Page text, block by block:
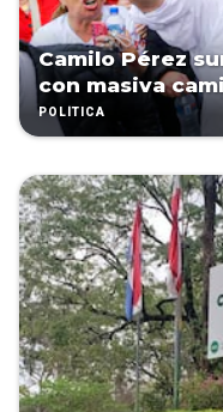
Camilo Pérez
con masiva
POLÍTICA